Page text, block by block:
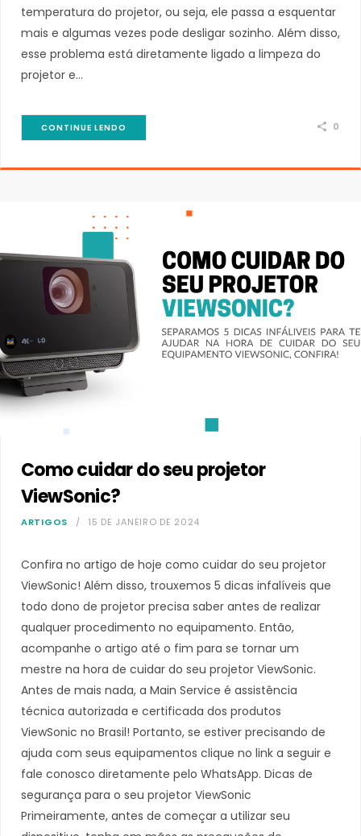
temperatura do projetor, ou seja, ele passa a esquentar
mais e algumas vezes pode desligar sozinho. Além disso,
esse problema está diretamente ligado a limpeza do
projetor e…
CONTINUE LENDO 0
Como cuidar do seu projetor
ViewSonic?
ARTIGOS 15 DE JANEIRO DE 2024
Confira no artigo de hoje como cuidar do seu projetor
ViewSonic! Além disso, trouxemos 5 dicas infalíveis que
todo dono de projetor precisa saber antes de realizar
qualquer procedimento no equipamento. Então,
acompanhe o artigo até o fim para se tornar um
mestre na hora de cuidar do seu projetor ViewSonic.
Antes de mais nada, a Main Service é assistência
técnica autorizada e certificada dos produtos
ViewSonic no Brasil! Portanto, se estiver precisando de
ajuda com seus equipamentos clique no link a seguir e
fale conosco diretamente pelo WhatsApp. Dicas de
segurança para o seu projetor ViewSonic
Primeiramente, antes de começar a utilizar seu